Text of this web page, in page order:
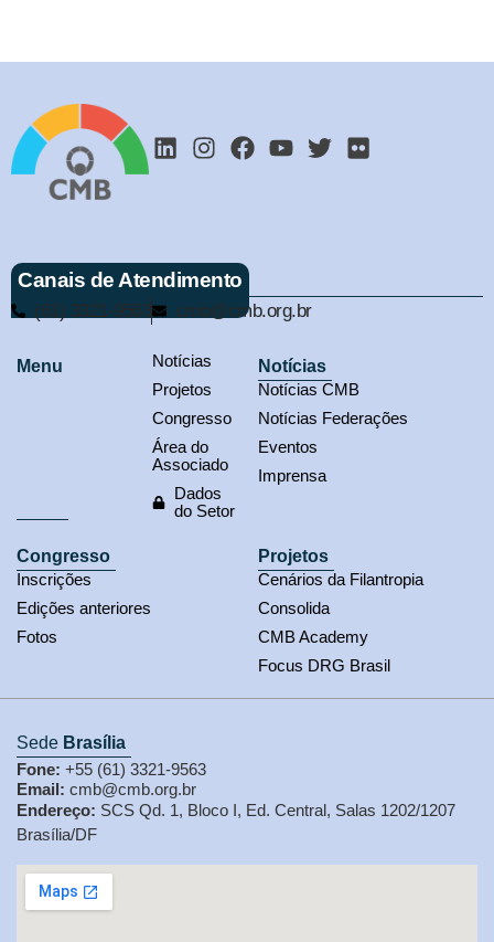
Canais de Atendimento
(61) 3321-9563 cmb@cmb.org.br
Menu
Notícias
Projetos
Congresso
Área do
Associado
Dados
do Setor
Notícias
Notícias CMB
Notícias Federações
Eventos
Imprensa
Congresso
Inscrições
Edições anteriores
Fotos
Projetos
Cenários da Filantropia
Consolida
CMB Academy
Focus DRG Brasil
Sede Brasília
Fone: +55 (61) 3321-9563
Email: cmb@cmb.org.br
Endereço: SCS Qd. 1, Bloco I, Ed. Central, Salas 1202/1207
Brasília/DF